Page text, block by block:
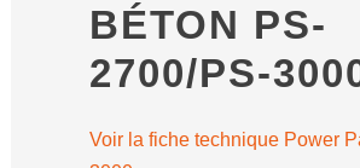
BÉTON PS-
2700/PS-
Voir la fiche technique Power